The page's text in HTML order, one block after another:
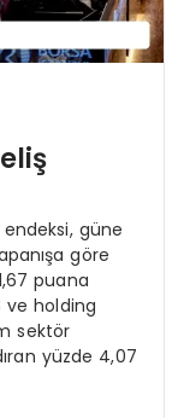
endeksi, güne
göre
puana
ve holding
sektör
yüzde 4,07